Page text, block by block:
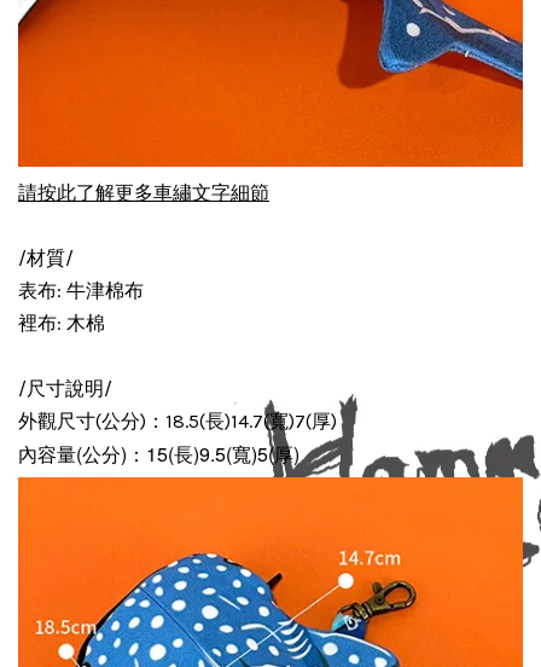
請按此了解更多車繡文字細節
/材質/
表布: 牛津棉布
裡布: 木棉
/尺寸說明/
外觀尺寸(公分)：18.5(長)14.7(寬)7(厚)
內容量(公分)：15(長)9.5(寬)5(厚)